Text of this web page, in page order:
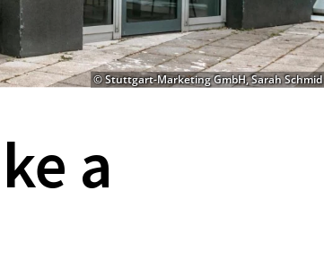
© Stuttgart-Marketing GmbH, Sarah Schmid
a